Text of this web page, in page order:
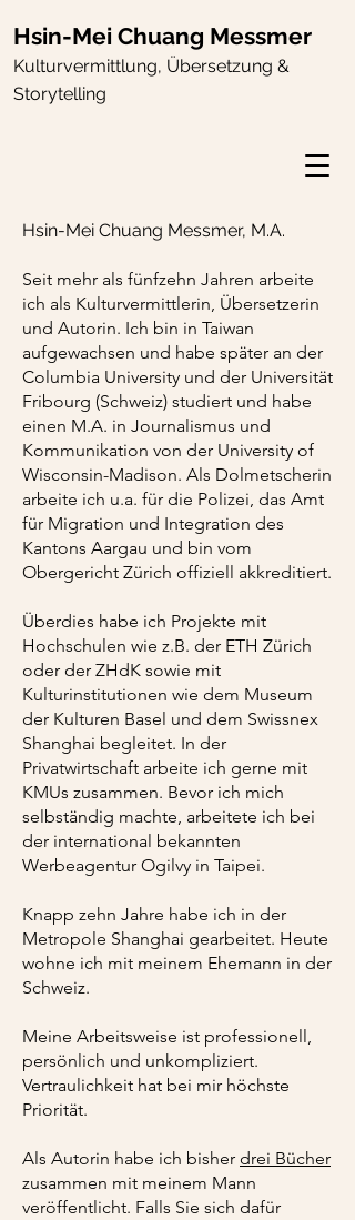
Hsin-Mei Chuang Messmer
Kulturvermittlung, Übersetzung &
Storytelling
Hsin-Mei Chuang Messmer, M.A.
Seit mehr als fünfzehn Jahren arbeite
ich als Kulturvermittlerin, Übersetzerin
und Autorin. Ich bin in Taiwan
aufgewachsen und habe später an der
Columbia University und der Universität
Fribourg (Schweiz) studiert und habe
einen M.A. in Journalismus und
Kommunikation von der University of
Wisconsin-Madison. Als Dolmetscherin
arbeite ich u.a. für die Polizei, das Amt
für Migration und Integration des
Kantons Aargau und bin vom
Obergericht Zürich offiziell akkreditiert.
Überdies habe ich Projekte mit
Hochschulen wie z.B. der ETH Zürich
oder der ZHdK sowie mit
Kulturinstitutionen wie dem Museum
der Kulturen Basel und dem Swissnex
Shanghai begleitet. In der
Privatwirtschaft arbeite ich gerne mit
KMUs zusammen. Bevor ich mich
selbständig machte, arbeitete ich bei
der international bekannten
Werbeagentur Ogilvy in Taipei.
Knapp zehn Jahre habe ich in der
Metropole Shanghai gearbeitet. Heute
wohne ich mit meinem Ehemann in der
Schweiz.
Meine Arbeitsweise ist professionell,
persönlich und unkompliziert.
Vertraulichkeit hat bei mir höchste
Priorität.
Als Autorin habe ich bisher drei Bücher
zusammen mit meinem Mann
veröffentlicht. Falls Sie sich dafür